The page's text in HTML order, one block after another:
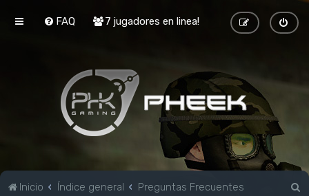
FAQ 7 jugadores en linea!
Inicio Índice general Preguntas Frecuentes